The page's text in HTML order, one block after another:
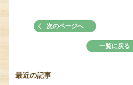
次のページへ
一覧に戻る
最近の記事